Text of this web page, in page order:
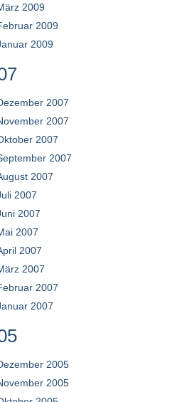
2009
2009
2009
2007
2007
2007
2007
2007
2007
2007
2007
2007
2007
2007
2007
2005
2005